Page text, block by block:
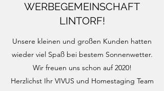
WERBEGEMEINSCHAFT
LINTORF!
Unsere kleinen und großen Kunden hatten
wieder viel Spaß bei bestem Sonnenwetter.
Wir freuen uns schon auf 2020!
Herzlichst Ihr VIVUS und Homestaging Team